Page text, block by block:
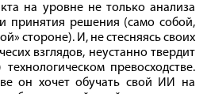
на уровне не только анализа
принятия решения (само собой,
стороне). И, не стесняясь своих
взглядов, неустанно твердит
превосходстве.
он хочет обучать свой ИИ на